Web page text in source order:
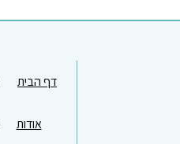
דף הבית
אודות